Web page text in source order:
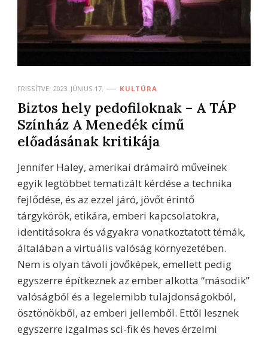
FRISSÍTVE: 2023. JÚNIUS 17. KULTÚRA
Biztos hely pedofiloknak – A TÁP
Színház A Menedék című
előadásának kritikája
Jennifer Haley, amerikai drámaíró műveinek
egyik legtöbbet tematizált kérdése a technika
fejlődése, és az ezzel járó, jövőt érintő
tárgykörök, etikára, emberi kapcsolatokra,
identitásokra és vágyakra vonatkoztatott témák,
általában a virtuális valóság környezetében.
Nem is olyan távoli jövőképek, emellett pedig
egyszerre építkeznek az ember alkotta “második”
valóságból és a legelemibb tulajdonságokból,
ösztönökből, az emberi jellemből. Ettől lesznek
egyszerre izgalmas sci-fik és heves érzelmi